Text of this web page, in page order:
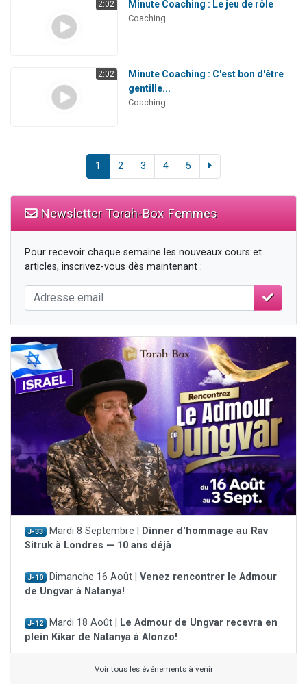
2:02 Minute Coaching : Le jeu de rôle
Coaching
2:02
Minute Coaching : C'est bon d'être
gentille...
Coaching
1 2 3 4 5
Newsletter Torah-Box Femmes
Pour recevoir chaque semaine les nouveaux cours et
articles, inscrivez-vous dès maintenant :
J-33 Mardi 8 Septembre |
Dinner d'hommage au Rav
Sitruk à Londres — 10 ans déjà
J-10 Dimanche 16 Août | Venez rencontrer le Admour
de Ungvar à Natanya!
J-12 Mardi 18 Août |
Le Admour de Ungvar recevra en
plein Kikar de Natanya à Alonzo!
Voir tous les événements à venir